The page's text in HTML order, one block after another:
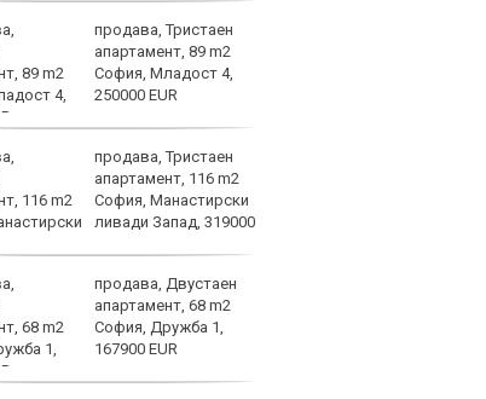
продава, Тристаен
апартамент, 89 m2
София, Младост 4,
250000 EUR
продава, Тристаен
апартамент, 116 m2
София, Манастирски
ливади Запад, 319000
продава, Двустаен
апартамент, 68 m2
София, Дружба 1,
167900 EUR